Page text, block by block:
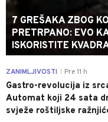
7 GREŠAKA ZBOG
PRETRPANO: EVO
ISKORISTITE
ZANIMLJIVOSTI Pre 11 h
Gastro-revolucija iz
Automat koji 24 sata
svježe roštiljske